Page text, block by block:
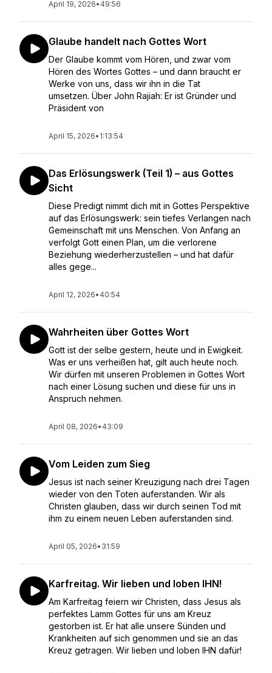
April 19, 2026• 49:56
Glaube handelt nach Gottes Wort
Der Glaube kommt vom Hören, und zwar vom
Hören des Wortes Gottes – und dann braucht er
Werke von uns, dass wir ihn in die Tat
umsetzen. Über John Rajiah: Er ist Gründer und
Präsident von
April 15, 2026• 1:13:54
Das Erlösungswerk (Teil 1) – aus Gottes
Sicht
Diese Predigt nimmt dich mit in Gottes Perspektive
auf das Erlösungswerk: sein tiefes Verlangen nach
Gemeinschaft mit uns Menschen. Von Anfang an
verfolgt Gott einen Plan, um die verlorene
Beziehung wiederherzustellen – und hat dafür
alles gege...
April 12, 2026• 40:54
Wahrheiten über Gottes Wort
Gott ist der selbe gestern, heute und in Ewigkeit.
Was er uns verheißen hat, gilt auch heute noch.
Wir dürfen mit unseren Problemen in Gottes Wort
nach einer Lösung suchen und diese für uns in
Anspruch nehmen.
April 08, 2026• 43:09
Vom Leiden zum Sieg
Jesus ist nach seiner Kreuzigung nach drei Tagen
wieder von den Toten auferstanden. Wir als
Christen glauben, dass wir durch seinen Tod mit
ihm zu einem neuen Leben auferstanden sind.
April 05, 2026• 31:59
Karfreitag. Wir lieben und loben IHN!
Am Karfreitag feiern wir Christen, dass Jesus als
perfektes Lamm Gottes für uns am Kreuz
gestorben ist. Er hat alle unsere Sünden und
Krankheiten auf sich genommen und sie an das
Kreuz getragen. Wir lieben und loben IHN dafür!